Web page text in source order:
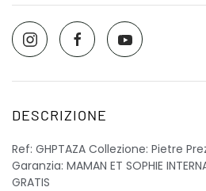
DESCRIZIONE
Ref: GHPTAZA Collezione: Pietre
Garanzia: MAMAN ET SOPHIE
GRATIS